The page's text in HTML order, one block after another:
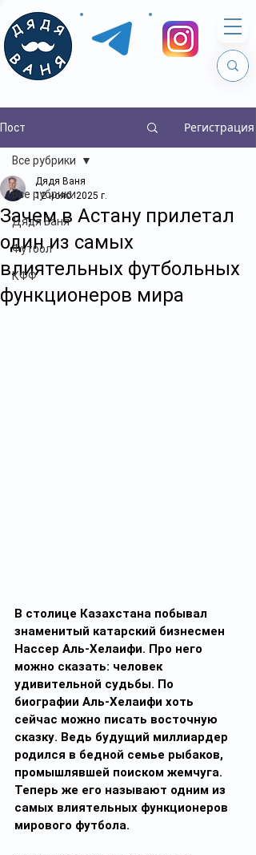
Пост Регистрация
Все рубрики
Дядя Ваня
Футбол
КФФ
Все рубрики
Зачем в Астану прилетал
один из самых
влиятельных футбольных
функционеров мира
Дядя Ваня
12 нояб. 2025 г.
В столице Казахстана побывал
знаменитый катарский бизнесмен
Нассер Аль-Хелаифи. Про него
можно сказать: человек
удивительной судьбы. По
биографии Аль-Хелаифи хоть
сейчас можно писать восточную
сказку. Ведь будущий миллиардер
родился в бедной семье рыбаков,
промышлявшей поиском жемчуга.
Теперь же его называют одним из
самых влиятельных функционеров
мирового футбола.